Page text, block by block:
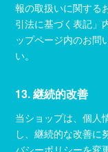
報の取扱いに関する
引法に基づく表記」
ップページ内のお問
い。
13. 継続的改善
当ショップは、個人
し、継続的な改善に